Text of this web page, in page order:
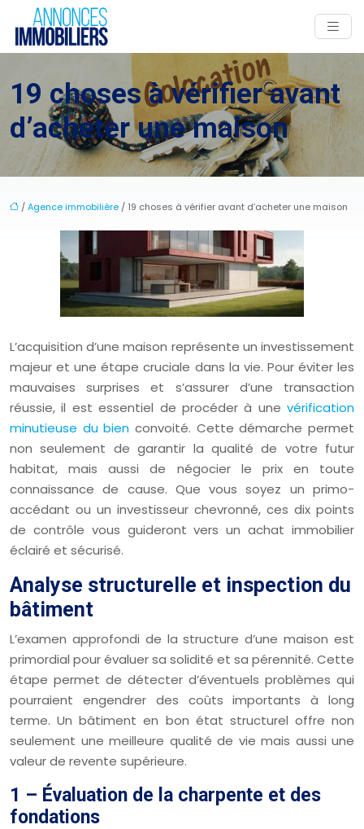
19 choses à vérifier avant
d’acheter une maison
/Agence immobilière / 19 choses à vérifier avant d’acheter une maison
L’acquisition d’une maison représente un investissement
majeur et une étape cruciale dans la vie. Pour éviter les
mauvaises surprises et s’assurer d’une transaction
réussie, il est essentiel de procéder à une vérification
minutieuse du bien convoité. Cette démarche permet
non seulement de garantir la qualité de votre futur
habitat, mais aussi de négocier le prix en toute
connaissance de cause. Que vous soyez un primo-
accédant ou un investisseur chevronné, ces dix points
de contrôle vous guideront vers un achat immobilier
éclairé et sécurisé.
Analyse structurelle et inspection du
bâtiment
L’examen approfondi de la structure d’une maison est
primordial pour évaluer sa solidité et sa pérennité. Cette
étape permet de détecter d’éventuels problèmes qui
pourraient engendrer des coûts importants à long
terme. Un bâtiment en bon état structurel offre non
seulement une meilleure qualité de vie mais aussi une
valeur de revente supérieure.
1 – Évaluation de la charpente et des
fondations